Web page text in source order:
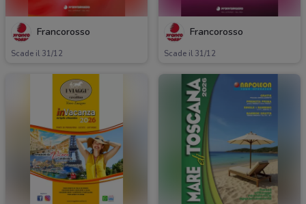
Francorosso
Scade il 31/12
Francorosso
Scade il 31/12